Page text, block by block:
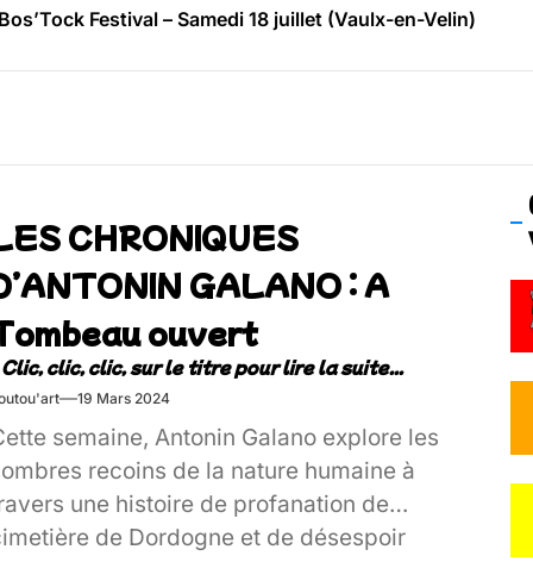
Festival – Samedi 18 juillet (Vaulx-en-Velin)
– Ŝtono, un livre réalisé par Michaël Moretti & Pierre
Fripon – vernissage 21 mai (Lyon)
Festival – Samedi 18 juillet (Vaulx-en-Velin)
CHRONIQUES
GALANO : A
ouvert
19 Mars 2024
semaine, Antonin Galano explore les
recoins de la nature humaine à
une histoire de profanation de
de Dordogne et de désespoir